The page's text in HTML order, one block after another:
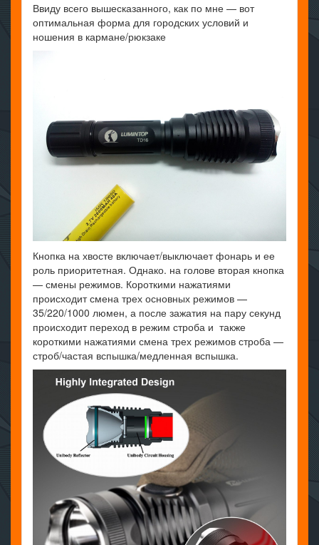
Ввиду всего вышесказанного, как по мне — вот
оптимальная форма для городских условий и
ношения в кармане/рюкзаке
Кнопка на хвосте включает/выключает фонарь и ее
роль приоритетная. Однако. на голове вторая кнопка
— смены режимов. Короткими нажатиями
происходит смена трех основных режимов —
35/220/1000 люмен, а после зажатия на пару секунд
происходит переход в режим строба и также
короткими нажатиями смена трех режимов строба —
строб/частая вспышка/медленная вспышка.